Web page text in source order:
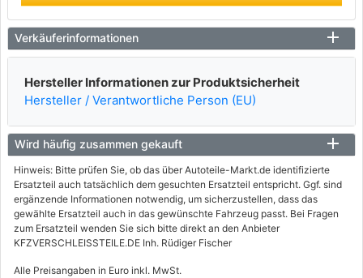
Verkäuferinformationen
Hersteller Informationen zur Produktsicherheit
Hersteller / Verantwortliche Person (EU)
Wird häufig zusammen gekauft
Hinweis: Bitte prüfen Sie, ob das über Autoteile-Markt.de identifizierte
Ersatzteil auch tatsächlich dem gesuchten Ersatzteil entspricht. Ggf. sind
ergänzende Informationen notwendig, um sicherzustellen, dass das
gewählte Ersatzteil auch in das gewünschte Fahrzeug passt. Bei Fragen
zum Ersatzteil wenden Sie sich bitte direkt an den Anbieter
KFZVERSCHLEISSTEILE.DE Inh. Rüdiger Fischer
Alle Preisangaben in Euro inkl. MwSt.